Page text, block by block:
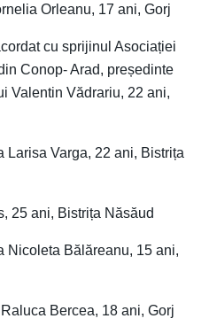
Orleanu, 17 ani, Gorj
cu sprijinul Asociației
Conop- Arad, președinte
Valentin Vădrariu, 22 ani,
Larisa Varga, 22 ani, Bistrița
25 ani, Bistrița Năsăud
Nicoleta Bălăreanu, 15 ani,
Bercea, 18 ani, Gorj